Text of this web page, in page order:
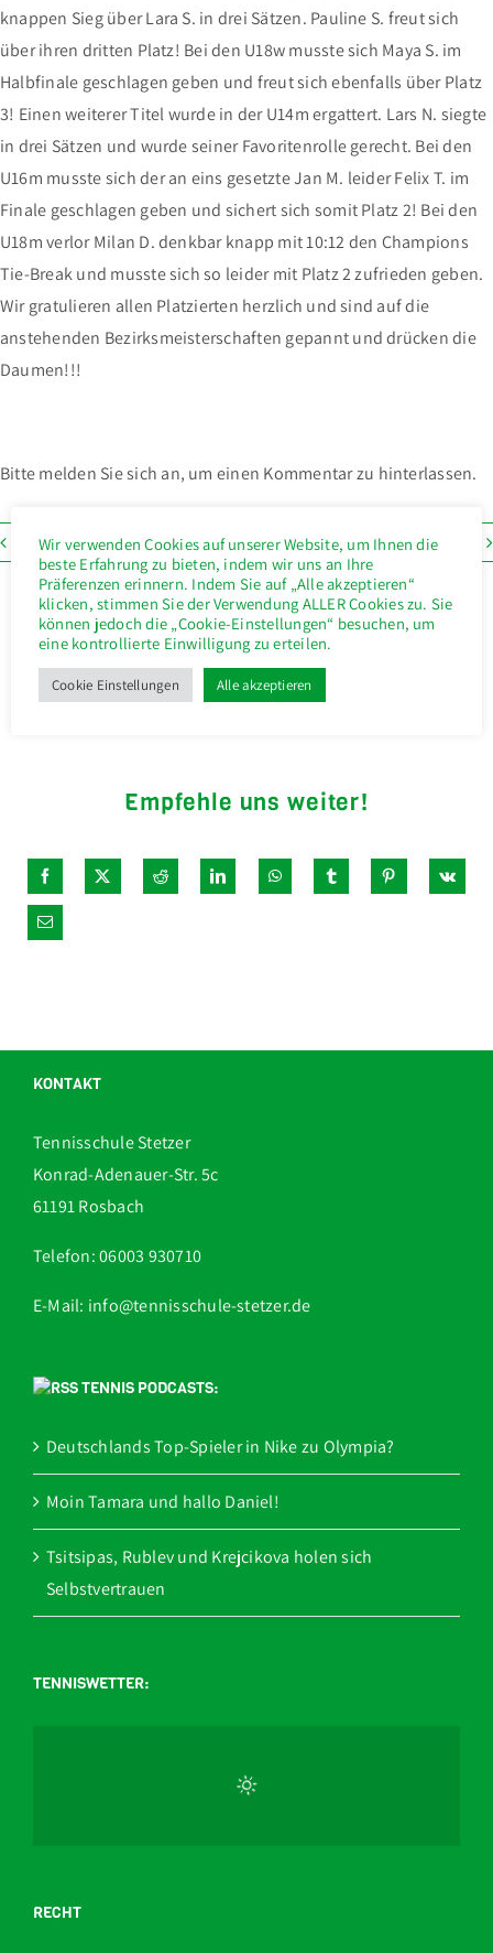
knappen Sieg über Lara S. in drei Sätzen. Pauline S. freut sich
über ihren dritten Platz! Bei den U18w musste sich Maya S. im
Halbfinale geschlagen geben und freut sich ebenfalls über Platz
3! Einen weiterer Titel wurde in der U14m ergattert. Lars N. siegte
in drei Sätzen und wurde seiner Favoritenrolle gerecht. Bei den
U16m musste sich der an eins gesetzte Jan M. leider Felix T. im
Finale geschlagen geben und sichert sich somit Platz 2! Bei den
U18m verlor Milan D. denkbar knapp mit 10:12 den Champions
Tie-Break und musste sich so leider mit Platz 2 zufrieden geben.
Wir gratulieren allen Platzierten herzlich und sind auf die
anstehenden Bezirksmeisterschaften gepannt und drücken die
Daumen!!!
Bitte melden Sie sich an, um einen Kommentar zu hinterlassen.
Previous
Empfehle uns weiter!
KONTAKT
Tennisschule Stetzer
Konrad-Adenauer-Str. 5c
61191 Rosbach
Telefon: 06003 930710
E-Mail: info@tennisschule-stetzer.de
TENNIS PODCASTS:
Deutschlands Top-Spieler in Nike zu Olympia?
Moin Tamara und hallo Daniel!
Tsitsipas, Rublev und Krejcikova holen sich
Selbstvertrauen
TENNISWETTER:
RECHT
Wir verwenden Cookies auf unserer Website, um Ihnen die
beste Erfahrung zu bieten, indem wir uns an Ihre
Präferenzen erinnern. Indem Sie auf „Alle akzeptieren“
klicken, stimmen Sie der Verwendung ALLER Cookies zu. Sie
können jedoch die „Cookie-Einstellungen“ besuchen, um
eine kontrollierte Einwilligung zu erteilen.
Cookie Einstellungen Alle akzeptieren